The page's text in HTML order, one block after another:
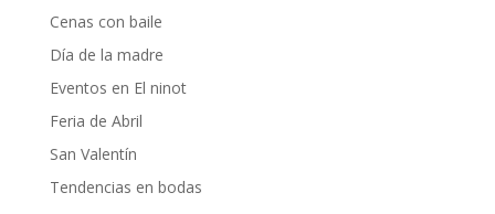
Cenas con baile
Día de la madre
Eventos en El ninot
Feria de Abril
San Valentín
Tendencias en bodas